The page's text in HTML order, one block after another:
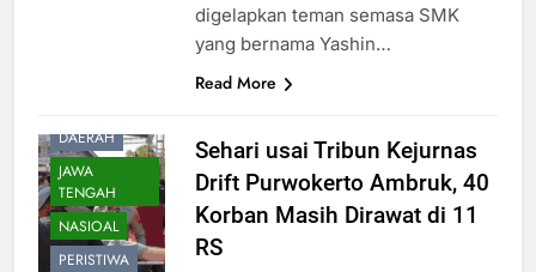
digelapkan teman semasa SMK
yang bernama Yashin…
Read More
DAERAH
JAWA
TENGAH
NASIOAL
PERISTIWA
Sehari usai Tribun Kejurnas
Drift Purwokerto Ambruk, 40
Korban Masih Dirawat di 11
RS